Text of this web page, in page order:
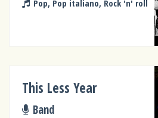
Pop, Pop italiano, Rock 'n' roll
This Less Year
Band